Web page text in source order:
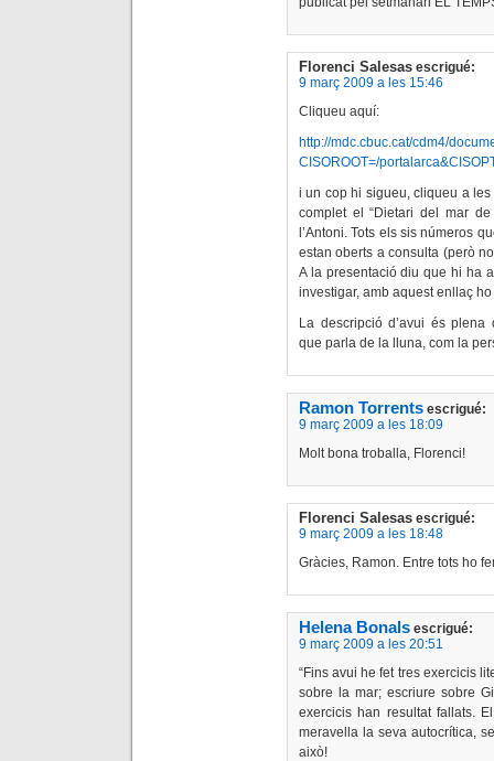
Florenci Salesas escrigué:
9 març 2009 a les 15:46
Cliqueu aquí:
http://mdc.cbuc.cat/cdm4/
CISOROOT=/
i un cop hi sigueu, cliqueu a
complet el “Dietari del mar
l’Antoni. Tots els sis números
estan oberts a consulta (però
A la presentació diu que hi ha
investigar, amb aquest enllaç
La descripció d’avui és plena
que parla de la lluna, com la
Ramon Torrents escrigué:
9 març 2009 a les 18:09
Molt bona troballa, Florenci!
Florenci Salesas escrigué:
9 març 2009 a les 18:48
Gràcies, Ramon. Entre tots ho
Helena Bonals escrigué:
9 març 2009 a les 20:51
“Fins avui he fet tres exercicis
sobre la mar; escriure sobre
exercicis han resultat fallats.
meravella la seva autocrítica,
això!